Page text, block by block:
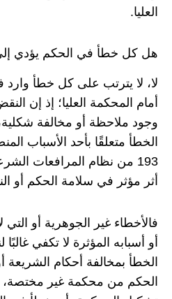
العليا.
هل كل خطأ في الحكم يؤدي
لا، لا يترتب على كل خطأ
أمام المحكمة العليا؛ إذ إن
وجود ملاحظة أو مخالفة
الخطأ متعلقًا بأحد الأسباب
193 من نظام المرافعات
أثر مؤثر في سلامة الحكم أو
فالأخطاء غير الجوهرية أو
أو أسبابه المؤثرة لا تكفي
الخطأ بمخالفة أحكام الشريعة
الحكم من محكمة غير مختصة،